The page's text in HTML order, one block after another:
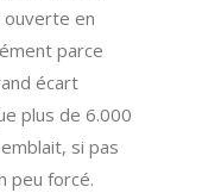
en
parce
écart
plus de 6.000
si pas
peu forcé.